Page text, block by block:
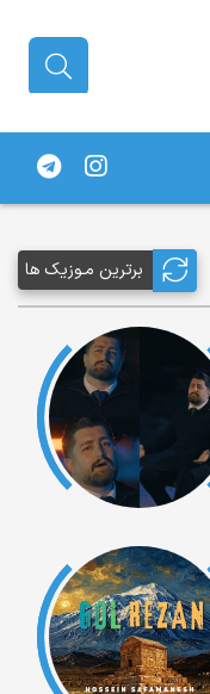
برترین مـوزیک ها